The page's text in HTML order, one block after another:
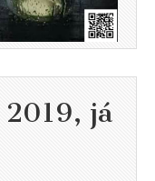
já